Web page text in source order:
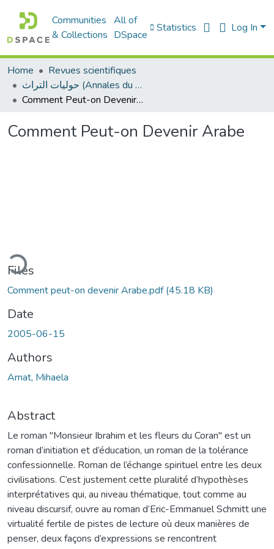
Communities
& Collections
All of
DSpace
Statistics Log In
Home
Revues scientifiques
حوليات التراث (Annales du patrimoine)
Comment Peut-on Devenir Arabe
Comment Peut-on Devenir Arabe
Files
Comment peut-on devenir Arabe.pdf(45.18 KB)
Date
2005-06-15
Authors
Arnat, Mihaela
Abstract
Le roman "Monsieur Ibrahim et les fleurs du Coran" est un
roman d’initiation et d’éducation, un roman de la tolérance
confessionnelle. Roman de l’échange spirituel entre les deux
civilisations. C’est justement cette pluralité d’hypothèses
interprétatives qui, au niveau thématique, tout comme au
niveau discursif, ouvre au roman d’Eric-Emmanuel Schmitt une
virtualité fertile de pistes de lecture où deux manières de
penser, deux façons d’expressions se rencontrent